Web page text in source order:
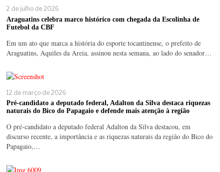
2 de julho de 2026
Araguatins celebra marco histórico com chegada da Escolinha de
Futebol da CBF
Em um ato que marca a história do esporte tocantinense, o prefeito de
Araguatins, Aquiles da Areia, assinou nesta semana, ao lado do senador…
12 de março de 2026
Pré-candidato a deputado federal, Adalton da Silva destaca riquezas
naturais do Bico do Papagaio e defende mais atenção à região
O pré-candidato a deputado federal Adalton da Silva destacou, em
discurso recente, a importância e as riquezas naturais da região do Bico do
Papagaio,…